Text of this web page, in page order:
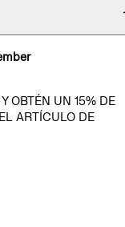
OBTÉN UN 15% DE
ARTÍCULO DE